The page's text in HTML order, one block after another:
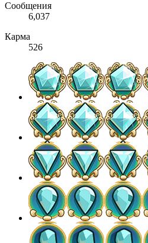
Сообщения
6,037
Карма
526